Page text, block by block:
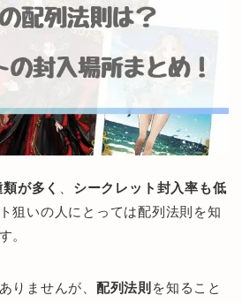
類が多く
シークレット封入率も低
狙いの人にとっては配列法則を知
。
りませんが、 配列法則 を知ること